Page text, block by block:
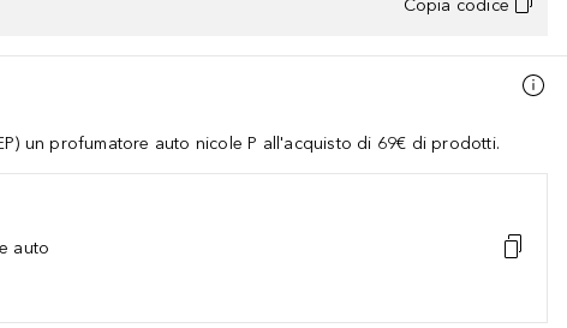
Copia codice
un profumatore auto nicole P all'acquisto di 69€ di prodotti.
auto